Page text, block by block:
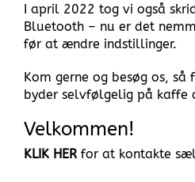
I april 2022 tog vi også
Bluetooth – nu er det
før at ændre indstillinger.
Kom gerne og besøg os,
byder selvfølgelig på kaffe
Velkommen!
KLIK HERfor at kontakte